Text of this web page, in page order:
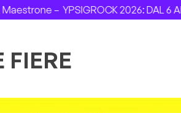
–YPSIGROCK 2026: DAL 6 AL
FIERE